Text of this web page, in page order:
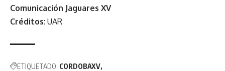
Comunicación Jaguares XV
Créditos: UAR
ETIQUETADO: CORDOBAXV